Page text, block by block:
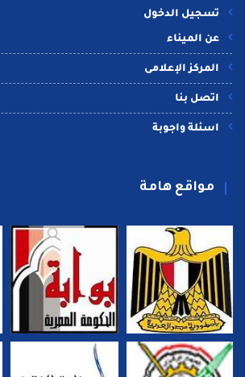
تسجيل الدخول
عن الميناء
المركز الإعلامى
اتصل بنا
اسئلة واجوبة
مواقع هامة